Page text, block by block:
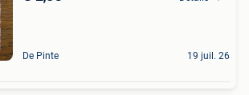
De Pinte 19 juil. 26